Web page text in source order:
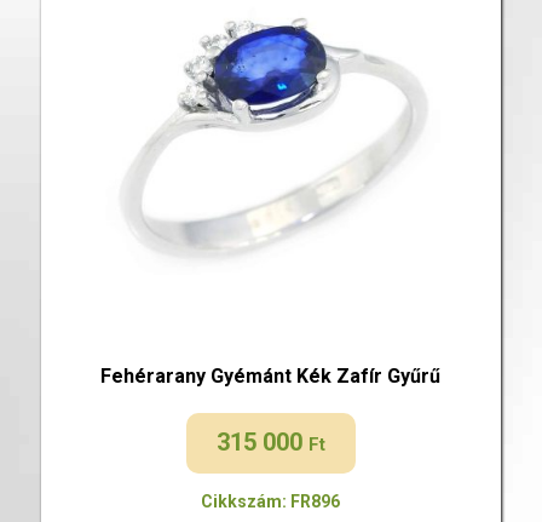
Fehérarany Gyémánt Kék Zafír Gyűrű
315 000 Ft
Cikkszám: FR896